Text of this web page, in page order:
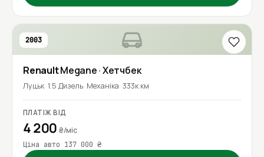
2003
RenaultMegane· Хетчбек
Луцьк 1.5 Дизель Механіка 333к км
ПЛАТІЖ ВІД
4 200₴/міс
Ціна авто 137 000 ₴